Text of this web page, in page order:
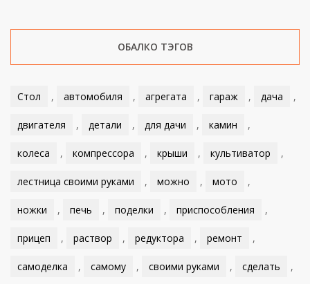
ОБАЛКО ТЭГОВ
Стол , автомобиля , агрегата , гараж , дача ,
двигателя , детали , для дачи , камин ,
колеса , компрессора , крыши , культиватор ,
лестница своими руками , можно , мото ,
ножки , печь , поделки , приспособления ,
прицеп , раствор , редуктора , ремонт ,
самоделка , самому , своими руками , сделать ,